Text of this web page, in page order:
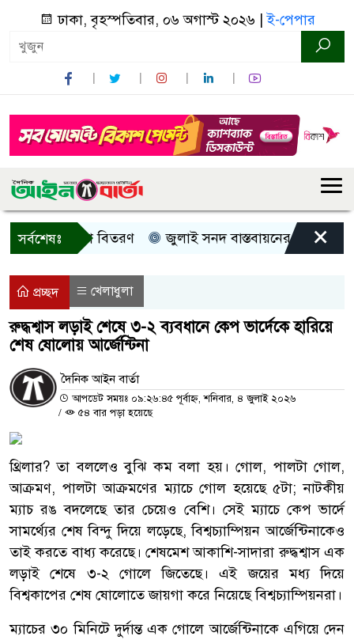
ঢাকা, বৃহস্পতিবার, ০৬ অগাস্ট ২০২৬ |ই-পেপার
সর্বশেষঃ
নগদ সহায়তা বিতরণ জুলাই সনদ বাস্তবায়নের দাবিতে×
প্রচ্ছদ খেলাধুলা
রুদ্ধশ্বাস লড়াই শেষে ৩-২ ব্যবধানে কেপ ভার্দেকে হারিয়ে
শেষ ষোলোয় আর্জেন্টিনা
দৈনিক আইন বার্তা
আপডেট সময়ঃ ০৯:২৬:৪৫ পূর্বাহ্ন, শনিবার, ৪ জুলাই ২০২৬
/
৫৪ বার পড়া হয়েছে
থ্রিলার? তা বললেও বুঝি কম বলা হয়। গোল, পালটা গোল,
আক্রমণ, পালটা আক্রমণের ম্যাচে গোল হয়েছে ৫টা; নাটকীয়
ম্যাচ রঙ বদলেছে তার চেয়েও বেশি। সেই ম্যাচে কেপ ভার্দে
সামর্থ্যের শেষ বিন্দু দিয়ে লড়েছে, বিশ্বচ্যাম্পিয়ন আর্জেন্টিনাকেও
তাই করতে বাধ্য করেছে। শেষমেশ আকাশি-সাদারা রুদ্ধশ্বাস এক
লড়াই শেষে ৩-২ গোলে জিতেছে। এই জয়ের মধ্য দিয়ে
বিশ্বকাপের শেষ ষোলোতে জায়গা করে নিয়েছে বিশ্বচ্যাম্পিয়নরা।
ম্যাচের ৩০ মিনিটে দুর্দান্ত এক গোলে আর্জেন্টিনাকে এগিয়ে দেন